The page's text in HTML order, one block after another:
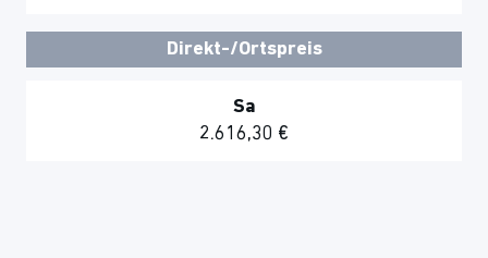
Direkt-/Ortspreis
Sa
2.616,30 €